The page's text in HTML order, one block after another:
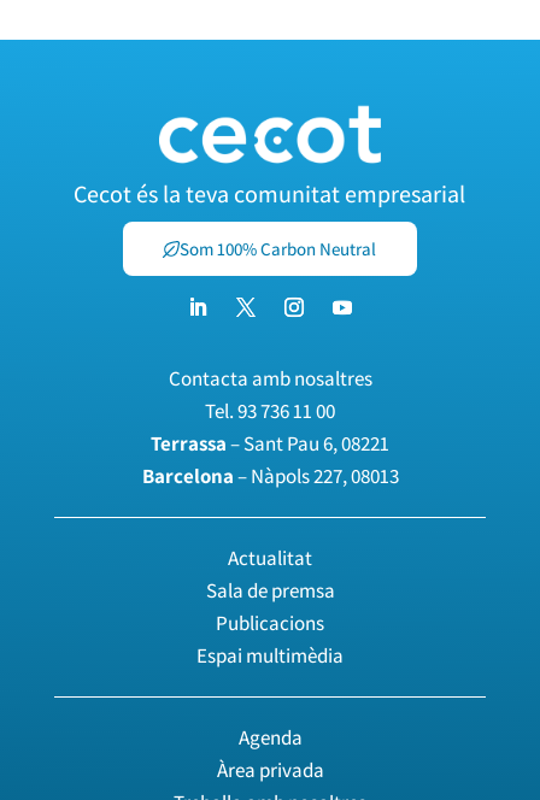
Cecot és la teva comunitat empresarial
Som 100% Carbon Neutral
Contacta amb nosaltres
Tel.93 736 11 00
Terrassa– Sant Pau 6, 08221
Barcelona– Nàpols 227, 08013
Actualitat
Sala de premsa
Publicacions
Espai multimèdia
Agenda
Àrea privada